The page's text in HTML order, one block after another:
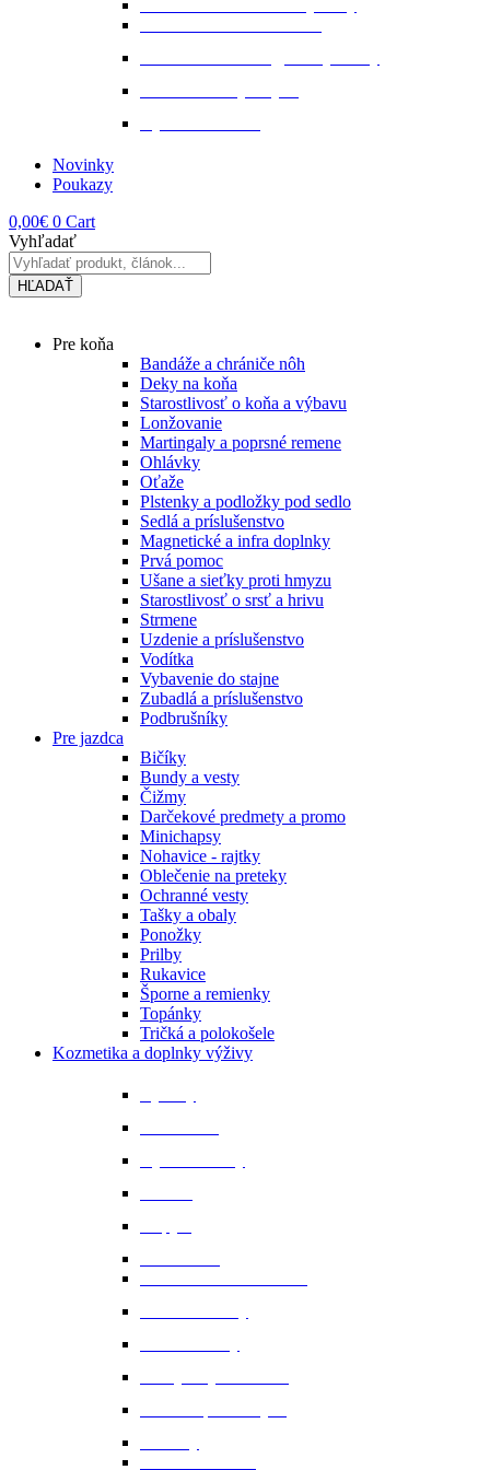
Novinky
Poukazy
0,00€ 0 Cart
Vyhľadať
HĽADAŤ
Main
Pre koňa
Bandáže a chrániče nôh
Deky na koňa
Starostlivosť o koňa a výbavu
Lonžovanie
Martingaly a poprsné remene
Ohlávky
Oťaže
Plstenky a podložky pod sedlo
Sedlá a príslušenstvo
Magnetické a infra doplnky
Prvá pomoc
Ušane a sieťky proti hmyzu
Starostlivosť o srsť a hrivu
Strmene
Uzdenie a príslušenstvo
Vodítka
Vybavenie do stajne
Zubadlá a príslušenstvo
Podbrušníky
Pre jazdca
Bičíky
Bundy a vesty
Čižmy
Darčekové predmety a promo
Minichapsy
Nohavice - rajtky
Oblečenie na preteky
Ochranné vesty
Tašky a obaly
Ponožky
Prilby
Rukavice
Šporne a remienky
Topánky
Tričká a polokošele
Kozmetika a doplnky výživy